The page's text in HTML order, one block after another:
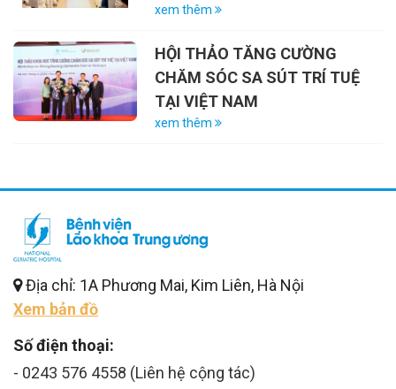
VÀ VAI TRÒ CỦA VẮC-XIN
xem thêm
HỘI THẢO TĂNG CƯỜNG
CHĂM SÓC SA SÚT TRÍ TUỆ
TẠI VIỆT NAM
xem thêm
Địa chỉ: 1A Phương Mai, Kim Liên, Hà Nội
Xem bản đồ
Số điện thoại:
- 0243 576 4558 (Liên hệ cộng tác)